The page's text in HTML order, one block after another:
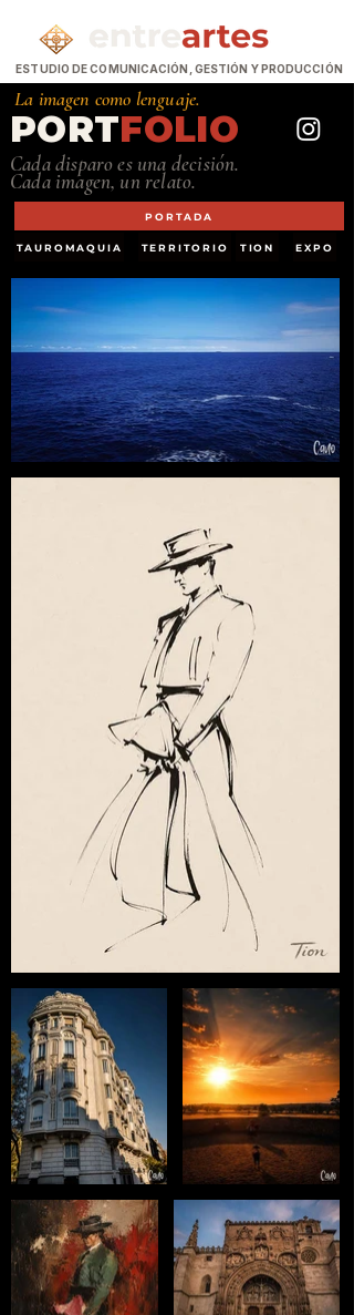
ESTUDIO DE COMUNICACIÓN, GESTIÓN Y PRODUCCIÓN
La imagen como lenguaje.
PORTFOLIO
Cada disparo es una decisión.
Cada imagen, un relato.
PORTADA
TAUROMAQUIA TERRITORIO TION EXPO